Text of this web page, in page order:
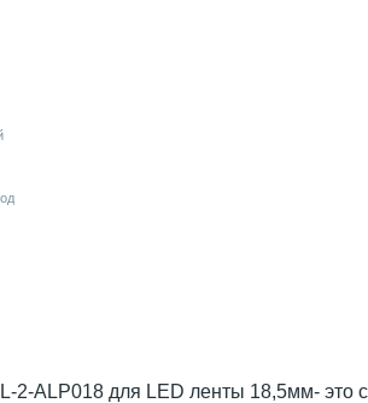
ALP018 для LED ленты 18,5мм- это